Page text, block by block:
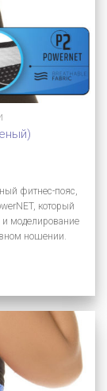
фитнес-пояс,
который
моделирование
ношении.